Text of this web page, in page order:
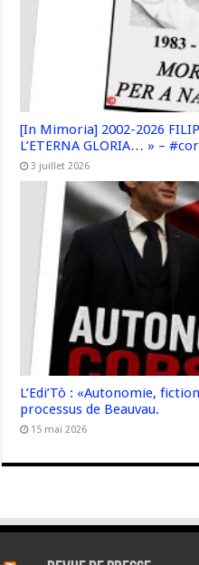
[In Mimoria] 2002-2026
L’ETERNA GLORIA… » –
3 juillet 2026
L’Edi’Tò : «Autonomie,
processus de Beauvau.
15 mai 2026